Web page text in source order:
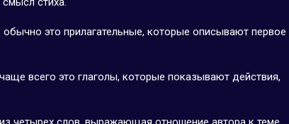
обычно это прилагательные, которые описывают первое
всего это глаголы, которые показывают действия,